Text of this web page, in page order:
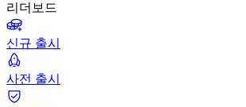
리더보드
신규 출시
사전 출시